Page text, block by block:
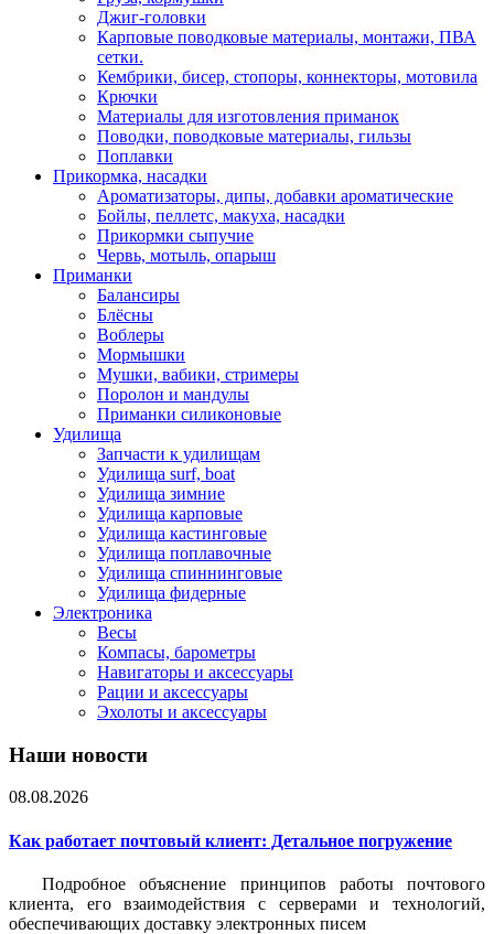
Джиг-головки
Карповые поводковые материалы, монтажи, ПВА
сетки.
Кембрики, бисер, стопоры, коннекторы, мотовила
Крючки
Материалы для изготовления приманок
Поводки, поводковые материалы, гильзы
Поплавки
Прикормка, насадки
Ароматизаторы, дипы, добавки ароматические
Бойлы, пеллетс, макуха, насадки
Прикормки сыпучие
Червь, мотыль, опарыш
Приманки
Балансиры
Блёсны
Воблеры
Мормышки
Мушки, вабики, стримеры
Поролон и мандулы
Приманки силиконовые
Удилища
Запчасти к удилищам
Удилища surf, boat
Удилища зимние
Удилища карповые
Удилища кастинговые
Удилища поплавочные
Удилища спиннинговые
Удилища фидерные
Электроника
Весы
Компасы, барометры
Навигаторы и аксессуары
Рации и аксессуары
Эхолоты и аксессуары
Наши новости
08.08.2026
Как работает почтовый клиент: Детальное погружение
Подробное объяснение принципов работы почтового
клиента, его взаимодействия с серверами и технологий,
обеспечивающих доставку электронных писем